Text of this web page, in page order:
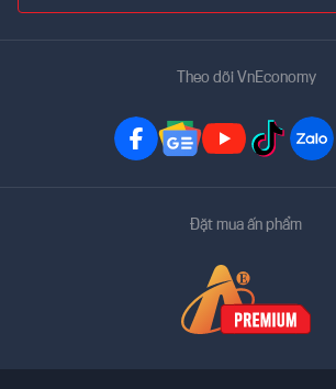
Theo dõi VnEconomy
Đặt mua ấn phẩm